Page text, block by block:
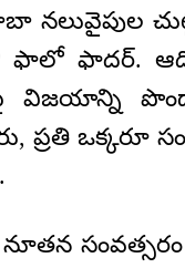
నలువైపుల
ఫాలో ఫాదర్. ఆది
విజయాన్ని
ప్రతి
నూతన